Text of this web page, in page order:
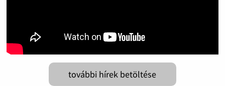
további hírek betöltése